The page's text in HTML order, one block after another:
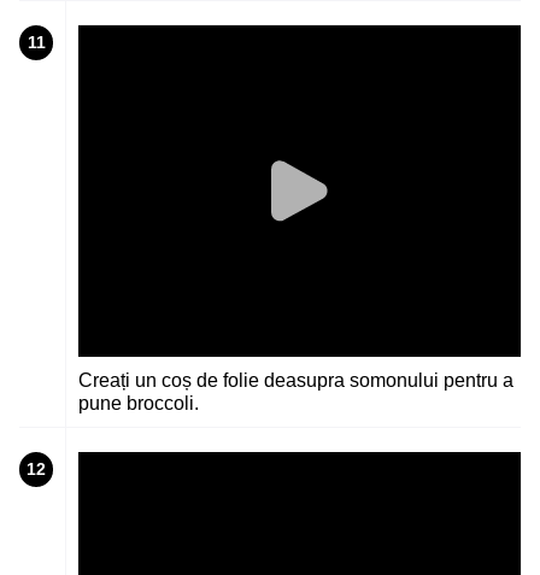
11
Creați un coș de folie deasupra somonului pentru a
pune broccoli.
12